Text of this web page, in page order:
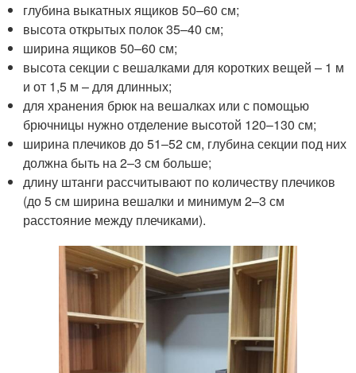
глубина выкатных ящиков 50–60 см;
высота открытых полок 35–40 см;
ширина ящиков 50–60 см;
высота секции с вешалками для коротких вещей – 1 м
и от 1,5 м – для длинных;
для хранения брюк на вешалках или с помощью
брючницы нужно отделение высотой 120–130 см;
ширина плечиков до 51–52 см, глубина секции под них
должна быть на 2–3 см больше;
длину штанги рассчитывают по количеству плечиков
(до 5 см ширина вешалки и минимум 2–3 см
расстояние между плечиками).